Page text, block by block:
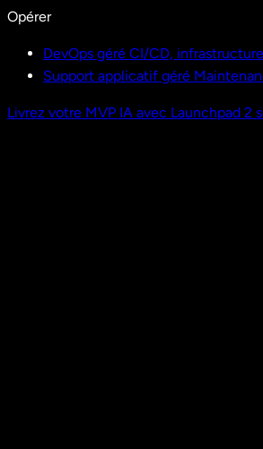
Opérer
DevOps géré CI/CD,
Support applicatif géré
Livrez votre MVP IA avec Launchpad 2